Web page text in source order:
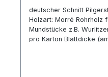
deutscher Schnitt
Holzart: Morré Rohrholz
Mundstücke z.B.
pro Karton Blattdicke